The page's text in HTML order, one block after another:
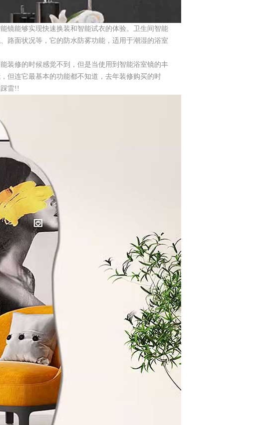
镜能够实现快速换装和智能试衣的体验。卫生间智能
路面状况等，它的防水防雾功能，适用于潮湿的浴室
装修的时候感觉不到，但是当使用到智能浴室镜的丰
但连它最基本的功能都不知道，去年装修购买的时
雷!!